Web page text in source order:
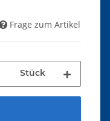
Frage zum Artikel
Stück